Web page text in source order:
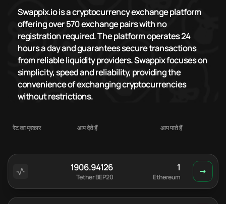
Swappix.io is a cryptocurrency exchange platform
offering over 570 exchange pairs with no
registration required. The platform operates 24
hours a day and guarantees secure transactions
from reliable liquidity providers. Swappix focuses on
simplicity, speed and reliability, providing the
convenience of exchanging cryptocurrencies
without restrictions.
रेट का प्रकार आप देते हैं आप पाते हैं
1906.94126
Tether BEP20
1
Ethereum